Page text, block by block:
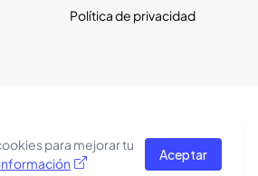
Política de privacidad
derechos reservados.
basado en una plantilla de
Pro Blogger
para mejorar tu
Aceptar